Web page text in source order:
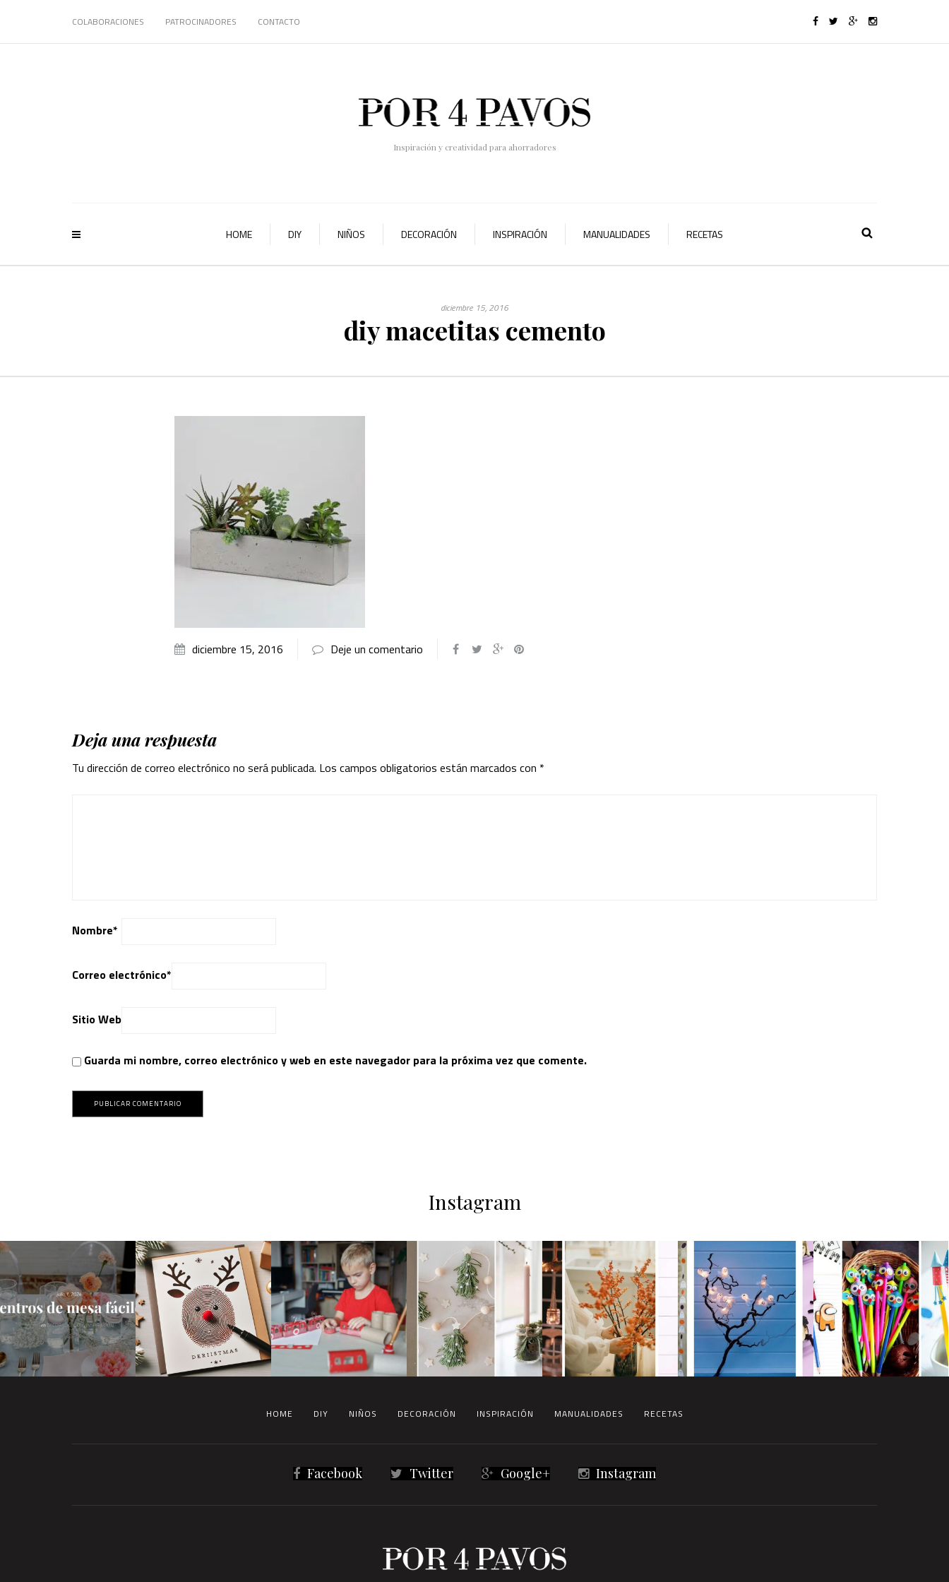
COLABORACIONES PATROCINADORES CONTACTO
Inspiración y creatividad para ahorradores
HOME DIY NIÑOS DECORACIÓN INSPIRACIÓN MANUALIDADES RECETAS
diciembre 15, 2016
diy macetitas cemento
diciembre 15, 2016 Deje un comentario
Deja una respuesta
Tu dirección de correo electrónico no será publicada. Los campos obligatorios están marcados con *
Nombre*
Correo electrónico*
Sitio Web
Guarda mi nombre, correo electrónico y web en este navegador para la próxima vez que comente.
Instagram
HOME DIY NIÑOS DECORACIÓN INSPIRACIÓN MANUALIDADES RECETAS
Facebook Twitter Google+ Instagram